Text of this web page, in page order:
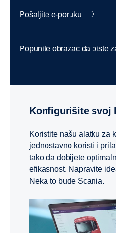
Pošaljite e-poruku
Popunite obrazac da biste
Konfigurišite svoj
Koristite našu alatku za
jednostavno koristi i
tako da dobijete
efikasnost. Napravite
Neka to bude Scania.